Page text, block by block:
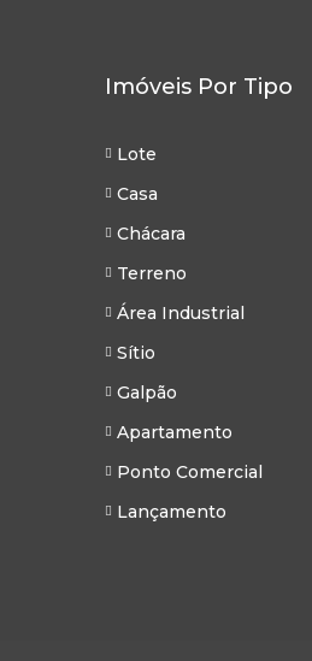
Imóveis Por Tipo
Lote
Casa
Chácara
Terreno
Área Industrial
Sítio
Galpão
Apartamento
Ponto Comercial
Lançamento